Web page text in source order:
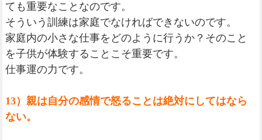
ても重要なことなのです。
そういう訓練は家庭でなければできないのです。
家庭内の小さな仕事をどのように行うか？そのこと
を子供が体験することこそ重要です。
仕事運の力です。
13）親は自分の感情で怒ることは絶対にしてはなら
ない。